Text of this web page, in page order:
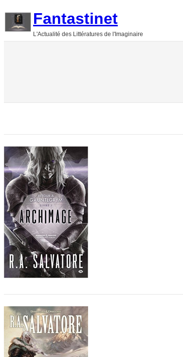
Fantastinet
L'Actualité des Littératures de l'Imaginaire